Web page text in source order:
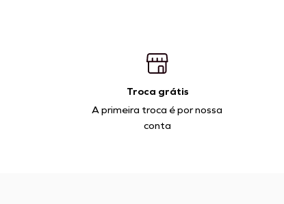
Troca grátis
A primeira troca é por nossa
conta